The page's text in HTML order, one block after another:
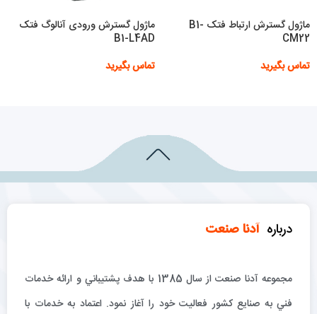
ماژول گسترش ارتباط فتک B1-
CM22
تماس بگیرید
ماژول گسترش ورودی آنالوگ فتک
B1-L4AD
تماس بگیرید
درباره آدنا صنعت
مجموعه آدنا صنعت از سال 1385 با هدف پشتيباني و ارائه خدمات
فني به صنايع كشور فعاليت خود را آغاز نمود. اعتماد به خدمات با